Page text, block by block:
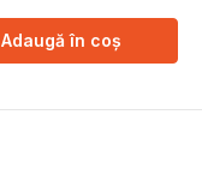
Adaugă în coș